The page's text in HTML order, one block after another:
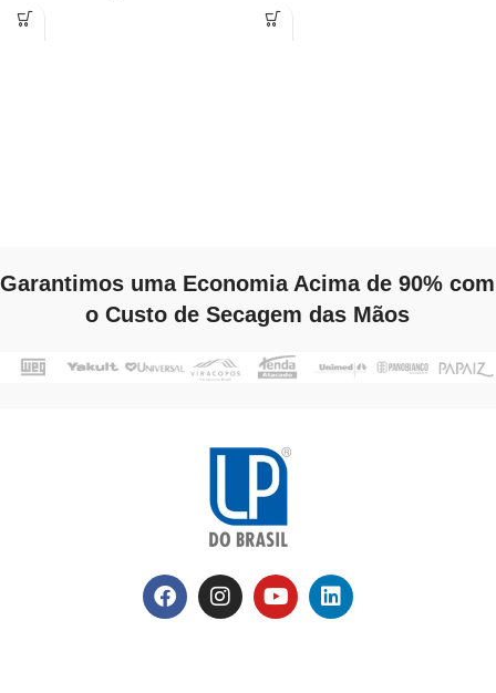
para instalação fora da pia e em
segundos, com filtro de carvão ativo
Garantimos uma Economia Acima de 90% com
o Custo de Secagem das Mãos